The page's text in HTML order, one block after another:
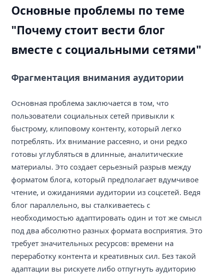
Основные проблемы по теме
"Почему стоит вести блог
вместе с социальными сетями"
Фрагментация внимания аудитории
Основная проблема заключается в том, что
пользователи социальных сетей привыкли к
быстрому, клиповому контенту, который легко
потреблять. Их внимание рассеяно, и они редко
готовы углубляться в длинные, аналитические
материалы. Это создает серьезный разрыв между
форматом блога, который предполагает вдумчивое
чтение, и ожиданиями аудитории из соцсетей. Ведя
блог параллельно, вы сталкиваетесь с
необходимостью адаптировать один и тот же смысл
под два абсолютно разных формата восприятия. Это
требует значительных ресурсов: времени на
переработку контента и креативных сил. Без такой
адаптации вы рискуете либо отпугнуть аудиторию